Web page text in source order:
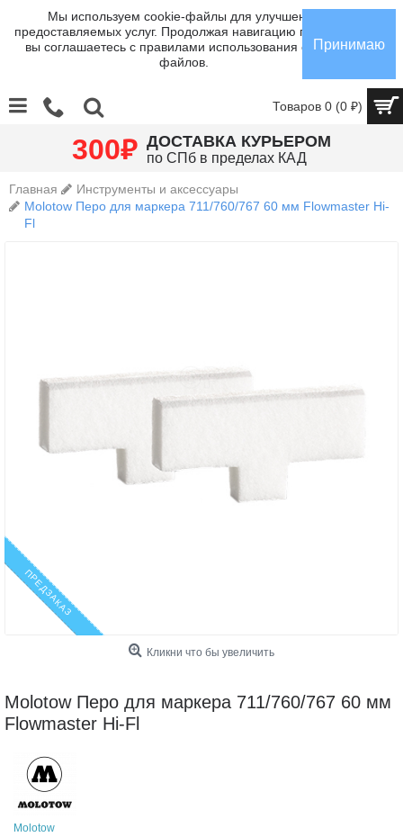
Мы используем cookie-файлы для улучшения
предоставляемых услуг. Продолжая навигацию по сайту,
вы соглашаетесь с правилами использования cookie-
файлов.
Принимаю
Товаров 0 (0 ₽)
300₽ ДОСТАВКА КУРЬЕРОМ
по СПб в пределах КАД
Главная
Инструменты и аксессуары
Molotow Перо для маркера 711/760/767 60 мм Flowmaster Hi-
Fl
ПРЕДЗАКАЗ
Кликни что бы увеличить
Molotow Перо для маркера 711/760/767 60 мм
Flowmaster Hi-Fl
Molotow